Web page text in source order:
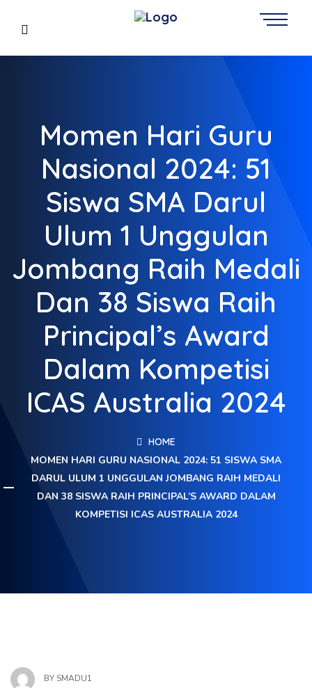
Momen Hari Guru
Nasional 2024: 51
Siswa SMA Darul
Ulum 1 Unggulan
Jombang Raih Medali
Dan 38 Siswa Raih
Principal’s Award
Dalam Kompetisi
ICAS Australia 2024
HOME
MOMEN HARI GURU NASIONAL 2024: 51 SISWA SMA
DARUL ULUM 1 UNGGULAN JOMBANG RAIH MEDALI
DAN 38 SISWA RAIH PRINCIPAL’S AWARD DALAM
KOMPETISI ICAS AUSTRALIA 2024
BY SMADU1